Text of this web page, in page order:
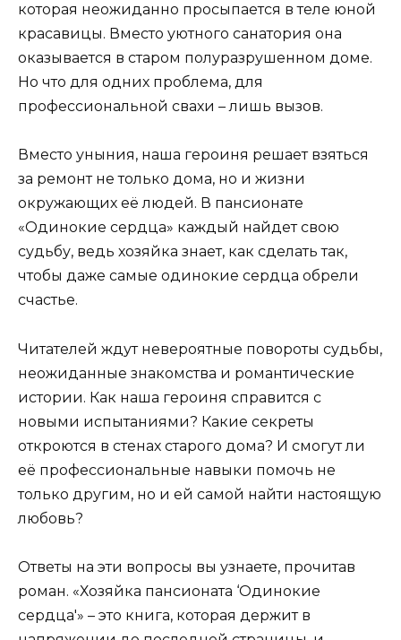
которая неожиданно просыпается в теле юной
красавицы. Вместо уютного санатория она
оказывается в старом полуразрушенном доме.
Но что для одних проблема, для
профессиональной свахи – лишь вызов.
Вместо уныния, наша героиня решает взяться
за ремонт не только дома, но и жизни
окружающих её людей. В пансионате
«Одинокие сердца» каждый найдет свою
судьбу, ведь хозяйка знает, как сделать так,
чтобы даже самые одинокие сердца обрели
счастье.
Читателей ждут невероятные повороты судьбы,
неожиданные знакомства и романтические
истории. Как наша героиня справится с
новыми испытаниями? Какие секреты
откроются в стенах старого дома? И смогут ли
её профессиональные навыки помочь не
только другим, но и ей самой найти настоящую
любовь?
Ответы на эти вопросы вы узнаете, прочитав
роман. «Хозяйка пансионата ‘Одинокие
сердца'» – это книга, которая держит в